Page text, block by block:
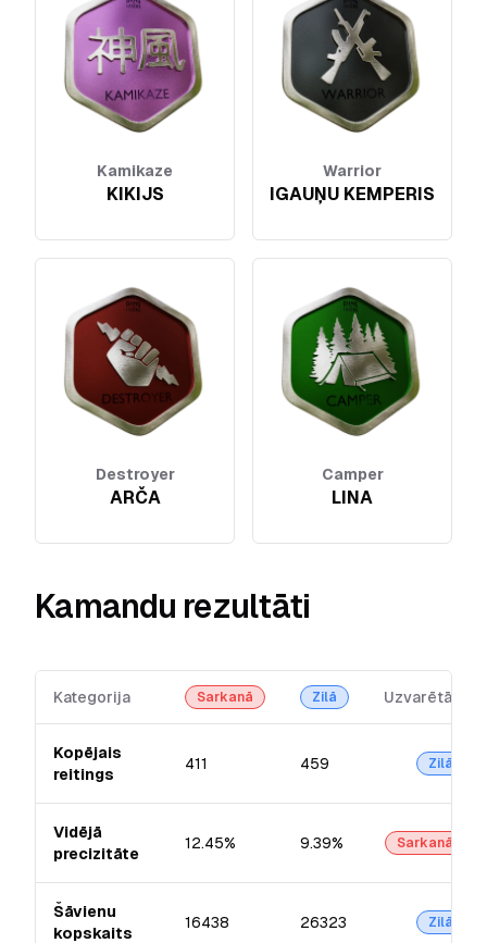
Kamikaze
KIKIJS
Warrior
IGAUŅU KEMPERIS
Destroyer
ARČA
Camper
LINA
Kamandu rezultāti
Kategorija Sarkanā Zilā Uzvarētājs
Kopējais
reitings
411 459 Zilā
Vidējā
precizitāte
12.45% 9.39% Sarkanā
Šāvienu
kopskaits
16438 26323 Zilā